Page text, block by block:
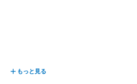
もっと見る